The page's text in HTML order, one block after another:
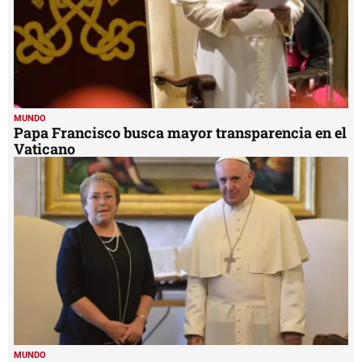
MUNDO
Papa Francisco busca mayor transparencia en el
Vaticano
MUNDO